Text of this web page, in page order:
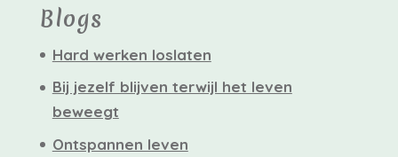
Blogs
Hard werken loslaten
Bij jezelf blijven terwijl het leven
beweegt
Ontspannen leven